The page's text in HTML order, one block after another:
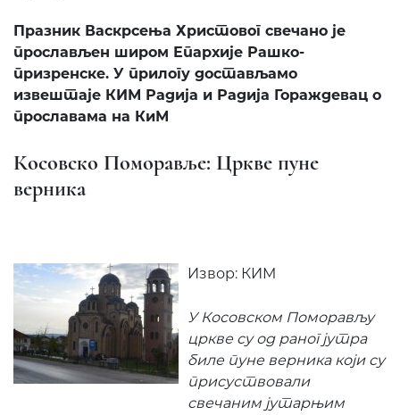
Празник Васкрсења Христовог свечано је
прослављен широм Епархије Рашко-
призренске. У прилогу достављамо
извештаје КИМ Радија и Радија Гораждевац о
прославама на КиМ
Косовско Поморавље: Цркве пуне
верника
Извор: КИМ
У Косовском Поморављу
цркве су од раног јутра
биле пуне верника који су
присуствовали
свечаним јутарњим